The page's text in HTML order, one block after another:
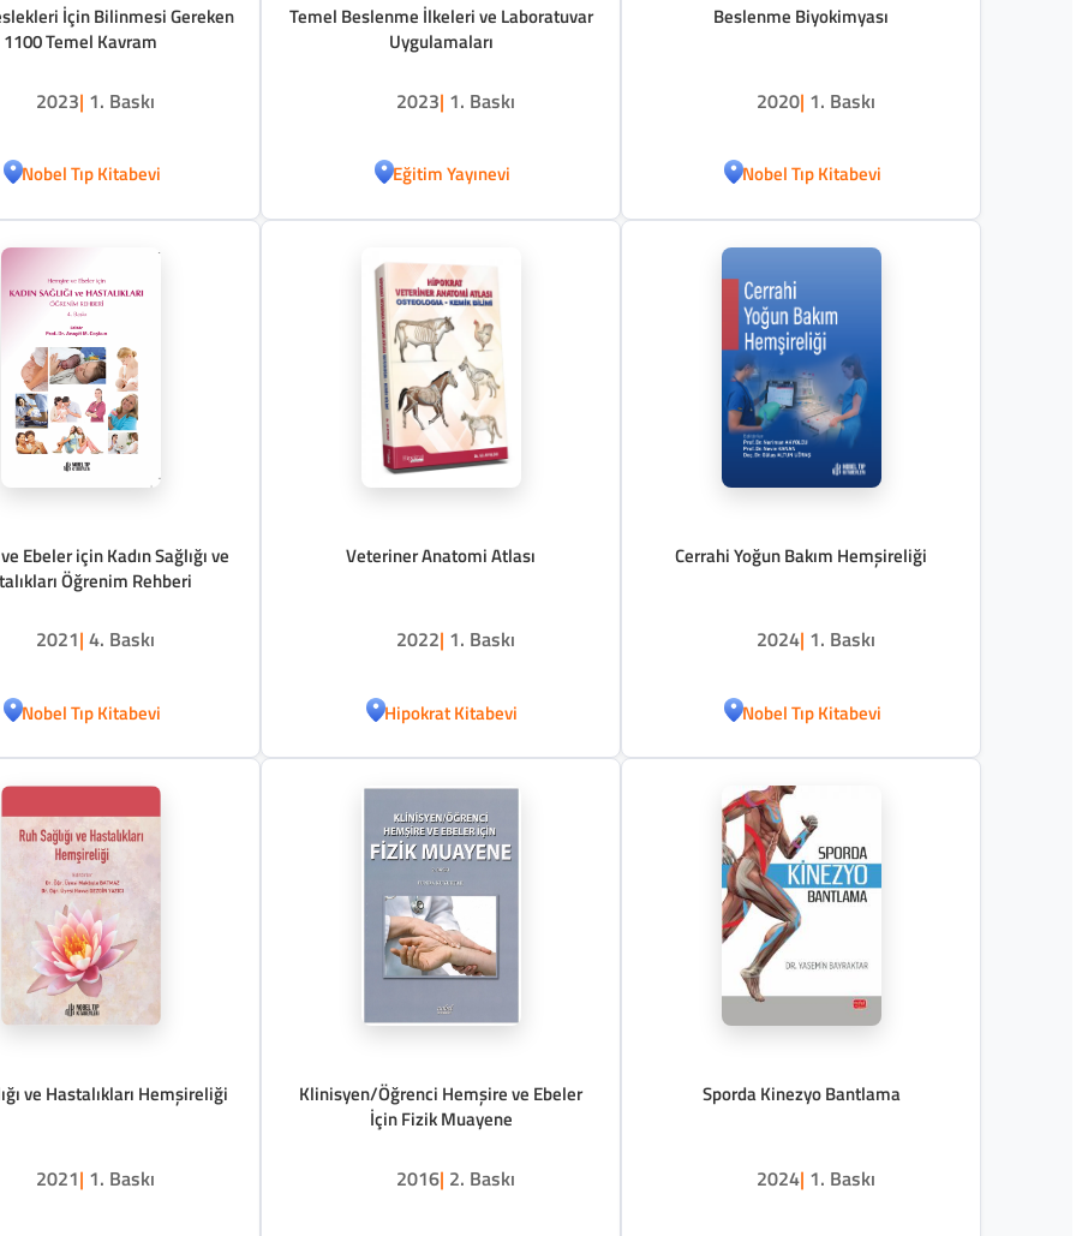
İçin Bilinmesi Gereken
1100 Temel Kavram
2023| 1. Baskı
Nobel Tıp Kitabevi
Temel Beslenme İlkeleri ve Laboratuvar
Uygulamaları
2023| 1. Baskı
Eğitim Yayınevi
Beslenme Biyokimyası
2020| 1. Baskı
Nobel Tıp Kitabevi
Ebeler için Kadın Sağlığı ve
Öğrenim Rehberi
2021| 4. Baskı
Nobel Tıp Kitabevi
Veteriner Anatomi Atlası
2022| 1. Baskı
Hipokrat Kitabevi
Cerrahi Yoğun Bakım Hemşireliği
2024| 1. Baskı
Nobel Tıp Kitabevi
ve Hastalıkları Hemşireliği
2021| 1. Baskı
Klinisyen/Öğrenci Hemşire ve Ebeler
İçin Fizik Muayene
2016| 2. Baskı
Sporda Kinezyo Bantlama
2024| 1. Baskı